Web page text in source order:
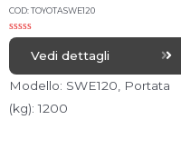
COD: TOYOTASWE120
R
e
d
0
o
u
Vedi dettagli
Modello: SWE120, Portata
(kg): 1200